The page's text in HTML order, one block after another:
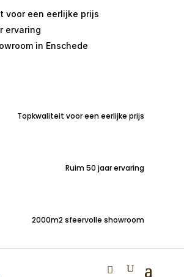
voor een eerlijke prijs
ervaring
in Enschede
Topkwaliteit voor een eerlijke prijs
Ruim 50 jaar ervaring
2000m2 sfeervolle showroom
Barolo
bartafel Barolo 140x90cm SG 0041 –
blad met metalen onderstel.